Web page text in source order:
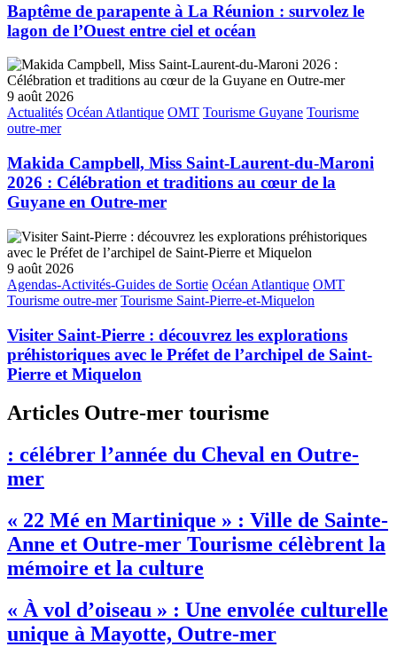
Baptême de parapente à La Réunion : survolez le
lagon de l’Ouest entre ciel et océan
9 août 2026
Actualités Océan Atlantique OMT Tourisme Guyane Tourisme
outre-mer
Makida Campbell, Miss Saint-Laurent-du-Maroni
2026 : Célébration et traditions au cœur de la
Guyane en Outre-mer
9 août 2026
Agendas-Activités-Guides de Sortie Océan Atlantique OMT
Tourisme outre-mer Tourisme Saint-Pierre-et-Miquelon
Visiter Saint-Pierre : découvrez les explorations
préhistoriques avec le Préfet de l’archipel de Saint-
Pierre et Miquelon
Articles Outre-mer tourisme
: célébrer l’année du Cheval en Outre-
mer
« 22 Mé en Martinique » : Ville de Sainte-
Anne et Outre-mer Tourisme célèbrent la
mémoire et la culture
« À vol d’oiseau » : Une envolée culturelle
unique à Mayotte, Outre-mer